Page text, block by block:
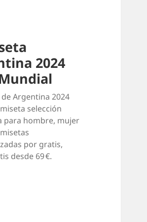
2024
Argentina 2024
selección
para hombre, mujer
por gratis,
desde 69 €.